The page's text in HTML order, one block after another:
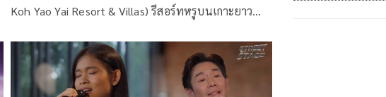
Koh Yao Yai Resort & Villas) รีสอร์ทหรูบนเกาะยาว
คอนเสิร์ตริมทะเลสุดเอ็กซ์คลูซีฟ Melody by the Sea
พร้อมความบันเทิงมากมาย โดยมีแขกผู้มีเกียรติ นักร้อง
นักแสดง และเหล่าเซเลบริตี้คนดัง ให้เกียรติเข้าร่วมงาน